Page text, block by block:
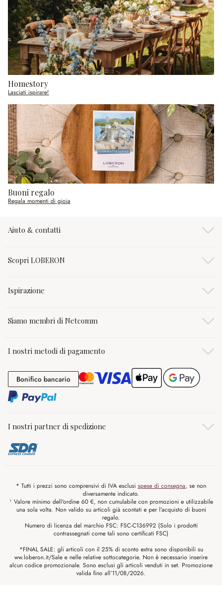
Homestory
Lasciati ispirare!
Buoni regalo
Regala momenti di gioia
Aiuto & contatti
Scopri LOBERON
Ispirazione
Siamo membri di Netcomm
I nostri metodi di pagamento
Bonifico bancarioBonifico bancario
I nostri partner di spedizione
* Tutti i prezzi sono comprensivi di IVA esclusi spese di consegna, se non
diversamente indicato.
¹ Valore minimo dell'ordine 60 €, non cumulabile con promozioni e utilizzabile
una sola volta. Non valido su articoli già scontati e per l’acquisto di buoni
regalo.
Numero di licenza del marchio FSC: FSC-C136992 (Solo i prodotti
contrassegnati come tali sono certificati FSC)
*FINAL SALE: gli articoli con il 25% di sconto extra sono disponibili su
ww.loberon.it/Sale e nelle relative sottocategorie. Non è necessario inserire
alcun codice promozionale. Sono esclusi gli articoli venduti in set. Promozione
valida fino all’11/08/2026.